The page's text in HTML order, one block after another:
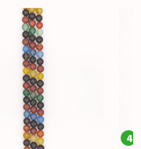
4